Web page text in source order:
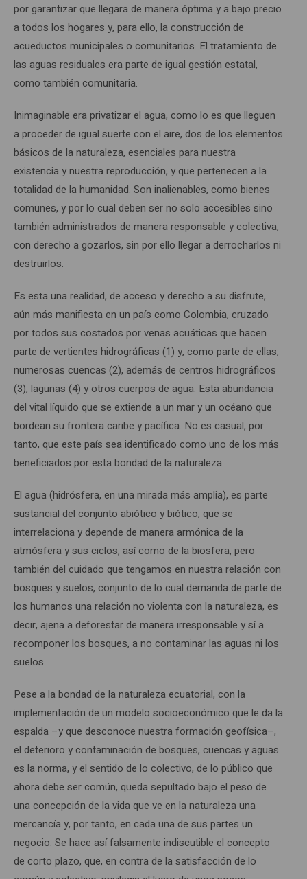
por garantizar que llegara de manera óptima y a bajo precio
a todos los hogares y, para ello, la construcción de
acueductos municipales o comunitarios. El tratamiento de
las aguas residuales era parte de igual gestión estatal,
como también comunitaria.
Inimaginable era privatizar el agua, como lo es que lleguen
a proceder de igual suerte con el aire, dos de los elementos
básicos de la naturaleza, esenciales para nuestra
existencia y nuestra reproducción, y que pertenecen a la
totalidad de la humanidad. Son inalienables, como bienes
comunes, y por lo cual deben ser no solo accesibles sino
también administrados de manera responsable y colectiva,
con derecho a gozarlos, sin por ello llegar a derrocharlos ni
destruirlos.
Es esta una realidad, de acceso y derecho a su disfrute,
aún más manifiesta en un país como Colombia, cruzado
por todos sus costados por venas acuáticas que hacen
parte de vertientes hidrográficas (1) y, como parte de ellas,
numerosas cuencas (2), además de centros hidrográficos
(3), lagunas (4) y otros cuerpos de agua. Esta abundancia
del vital líquido que se extiende a un mar y un océano que
bordean su frontera caribe y pacífica. No es casual, por
tanto, que este país sea identificado como uno de los más
beneficiados por esta bondad de la naturaleza.
El agua (hidrósfera, en una mirada más amplia), es parte
sustancial del conjunto abiótico y biótico, que se
interrelaciona y depende de manera armónica de la
atmósfera y sus ciclos, así como de la biosfera, pero
también del cuidado que tengamos en nuestra relación con
bosques y suelos, conjunto de lo cual demanda de parte de
los humanos una relación no violenta con la naturaleza, es
decir, ajena a deforestar de manera irresponsable y sí a
recomponer los bosques, a no contaminar las aguas ni los
suelos.
Pese a la bondad de la naturaleza ecuatorial, con la
implementación de un modelo socioeconómico que le da la
espalda –y que desconoce nuestra formación geofísica–,
el deterioro y contaminación de bosques, cuencas y aguas
es la norma, y el sentido de lo colectivo, de lo público que
ahora debe ser común, queda sepultado bajo el peso de
una concepción de la vida que ve en la naturaleza una
mercancía y, por tanto, en cada una de sus partes un
negocio. Se hace así falsamente indiscutible el concepto
de corto plazo, que, en contra de la satisfacción de lo